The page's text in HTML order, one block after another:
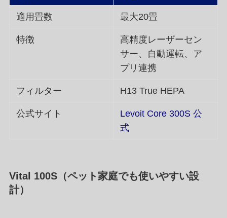
適用畳数 最大20畳
特徴
高精度レーザーセン
サー、自動運転、ア
プリ連携
フィルター H13 True HEPA
公式サイト
Levoit Core 300S 公
式
Vital 100S（ペット家庭でも使いやすい設
計）